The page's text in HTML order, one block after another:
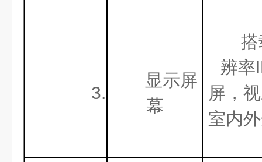
3.
显示屏
幕
辨率
屏，
室内